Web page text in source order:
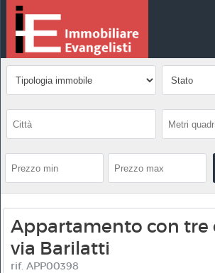
Appartamento con tre
via Barilatti
rif. APP00398